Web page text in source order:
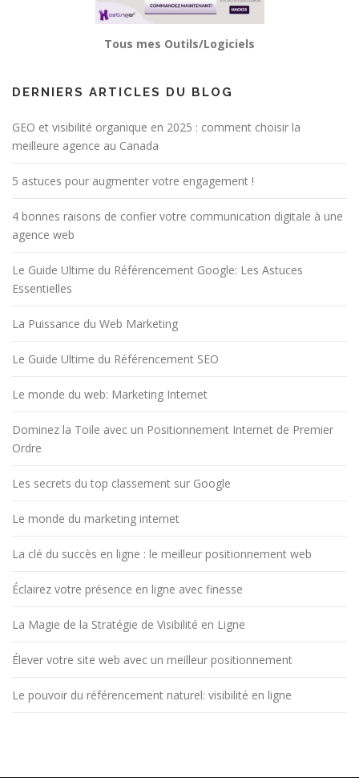
Tous mes Outils/Logiciels
DERNIERS ARTICLES DU BLOG
GEO et visibilité organique en 2025 : comment choisir la
meilleure agence au Canada
5 astuces pour augmenter votre engagement !
4 bonnes raisons de confier votre communication digitale à une
agence web
Le Guide Ultime du Référencement Google: Les Astuces
Essentielles
La Puissance du Web Marketing
Le Guide Ultime du Référencement SEO
Le monde du web: Marketing Internet
Dominez la Toile avec un Positionnement Internet de Premier
Ordre
Les secrets du top classement sur Google
Le monde du marketing internet
La clé du succès en ligne : le meilleur positionnement web
Éclairez votre présence en ligne avec finesse
La Magie de la Stratégie de Visibilité en Ligne
Élever votre site web avec un meilleur positionnement
Le pouvoir du référencement naturel: visibilité en ligne